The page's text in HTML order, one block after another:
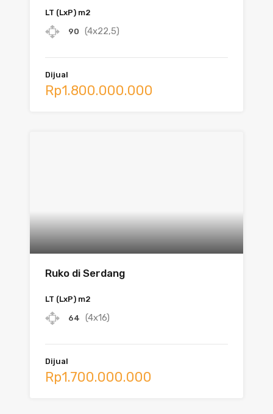
LT (LxP) m2
90 (4x22,5)
Dijual
Rp1.800.000.000
Ruko di Serdang
LT (LxP) m2
64 (4x16)
Dijual
Rp1.700.000.000